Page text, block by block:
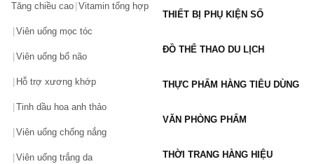
Tăng chiều cao Vitamin tổng hợp
Viên uống mọc tóc
Viên uống bổ não
Hỗ trợ xương khớp
Tinh dầu hoa anh thảo
Viên uống chống nắng
Viên uống trắng da
THIẾT BỊ PHỤ KIỆN SỐ
ĐỒ THỂ THAO DU LỊCH
THỰC PHẨM HÀNG TIÊU DÙNG
VĂN PHÒNG PHẨM
THỜI TRANG HÀNG HIỆU